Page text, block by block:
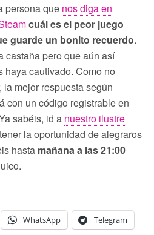
persona que nos diga en
cuál es el peor juego
guarde un bonito recuerdo.
castaña pero que aún así
haya cautivado. Como no
mejor respuesta según
con un código registrable en
sabéis, id a nuestro ilustre
la oportunidad de alegraros
hasta mañana a las 21:00
WhatsApp Telegram